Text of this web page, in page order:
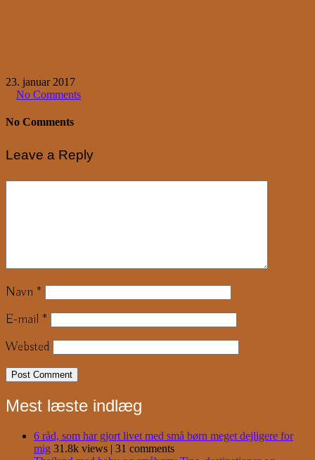
23. januar 2017
No Comments
No Comments
Leave a Reply
Navn *
E-mail *
Websted
Mest læste indlæg
6 råd, som har gjort livet med små børn meget dejligere for
mig 31.8k views | 31 comments